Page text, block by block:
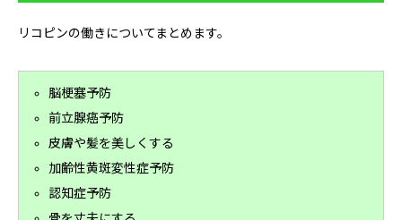
リコピンの働きについてまとめます。
脳梗塞予防
前立腺癌予防
皮膚や髪を美しくする
加齢性黄斑変性症予防
認知症予防